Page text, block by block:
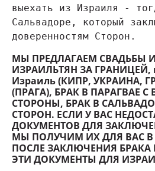
выехать из Израиля -
Сальвадоре, который
доверенностям Сторон.
МЫ ПРЕДЛАГАЕМ СВАДЬБЫ
ИЗРАИЛЬТЯН ЗА ГРАНИЦЕЙ,
Израиль (КИПР, УКРАИНА,
(ПРАГА), БРАК В ПАРАГВАЕ
СТОРОНЫ, БРАК В
СТОРОН. ЕСЛИ У ВАС
ДОКУМЕНТОВ ДЛЯ
МЫ ПОЛУЧИМ ИХ ДЛЯ ВАС В
ПОСЛЕ ЗАКЛЮЧЕНИЯ
ЭТИ ДОКУМЕНТЫ ДЛЯ